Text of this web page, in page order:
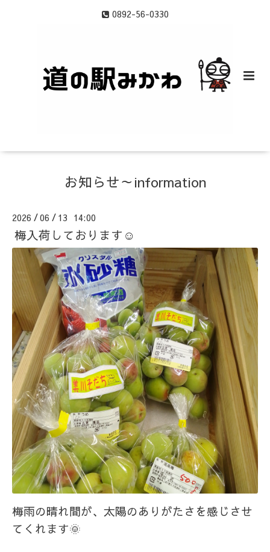
0892-56-0330
お知らせ～information
2026 /06 / 13 14:00
梅入荷しております☺️
梅雨の晴れ間が、太陽のありがたさを感じさせ
てくれます🌞